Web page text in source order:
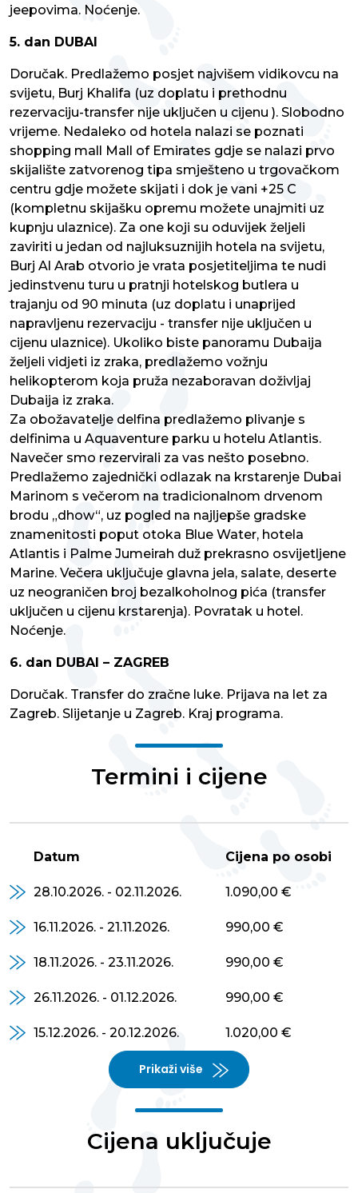
jeepovima. Noćenje.
5. dan DUBAI
Doručak. Predlažemo posjet najvišem vidikovcu na
svijetu, Burj Khalifa (uz doplatu i prethodnu
rezervaciju-transfer nije uključen u cijenu ). Slobodno
vrijeme. Nedaleko od hotela nalazi se poznati
shopping mall Mall of Emirates gdje se nalazi prvo
skijalište zatvorenog tipa smješteno u trgovačkom
centru gdje možete skijati i dok je vani +25 C
(kompletnu skijašku opremu možete unajmiti uz
kupnju ulaznice). Za one koji su oduvijek željeli
zaviriti u jedan od najluksuznijih hotela na svijetu,
Burj Al Arab otvorio je vrata posjetiteljima te nudi
jedinstvenu turu u pratnji hotelskog butlera u
trajanju od 90 minuta (uz doplatu i unaprijed
napravljenu rezervaciju - transfer nije uključen u
cijenu ulaznice). Ukoliko biste panoramu Dubaija
željeli vidjeti iz zraka, predlažemo vožnju
helikopterom koja pruža nezaboravan doživljaj
Dubaija iz zraka.
Za obožavatelje delfina predlažemo plivanje s
delfinima u Aquaventure parku u hotelu Atlantis.
Navečer smo rezervirali za vas nešto posebno.
Predlažemo zajednički odlazak na krstarenje Dubai
Marinom s večerom na tradicionalnom drvenom
brodu „dhow“, uz pogled na najljepše gradske
znamenitosti poput otoka Blue Water, hotela
Atlantis i Palme Jumeirah duž prekrasno osvijetljene
Marine. Večera uključuje glavna jela, salate, deserte
uz neograničen broj bezalkoholnog pića (transfer
uključen u cijenu krstarenja). Povratak u hotel.
Noćenje.
6. dan DUBAI – ZAGREB
Doručak. Transfer do zračne luke. Prijava na let za
Zagreb. Slijetanje u Zagreb. Kraj programa.
Termini i cijene
Datum Cijena po osobi
28.10.2026. - 02.11.2026. 1.090,00 €
16.11.2026. - 21.11.2026. 990,00 €
18.11.2026. - 23.11.2026. 990,00 €
26.11.2026. - 01.12.2026. 990,00 €
15.12.2026. - 20.12.2026. 1.020,00 €
Prikaži više
Cijena uključuje